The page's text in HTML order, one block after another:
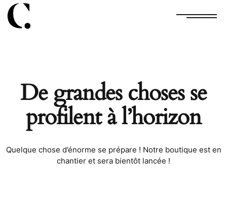
De grandes choses se
profilent à l’horizon
Quelque chose d’énorme se prépare ! Notre boutique est en
chantier et sera bientôt lancée !